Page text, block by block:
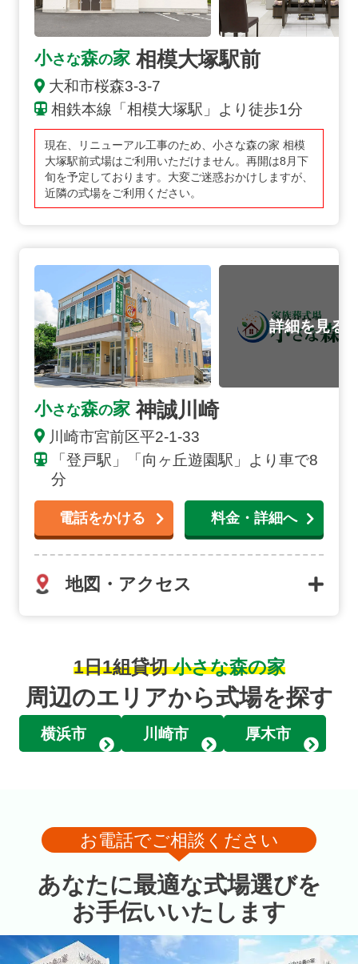
小さな森の家 相模大塚駅前
大和市桜森3-3-7
相鉄本線「相模大塚駅」より徒歩1分
現在、リニューアル工事のため、小さな森の家 相模
大塚駅前式場はご利用いただけません。再開は8月下
旬を予定しております。大変ご迷惑おかけしますが、
近隣の式場をご利用ください。
小さな森の家 神誠川崎
川崎市宮前区平2-1-33
「登戸駅」「向ヶ丘遊園駅」より車で8
分
電話をかける 料金・詳細へ
地図・アクセス
1日1組貸切小さな森の家
周辺のエリアから式場を探す
横浜市 川崎市 厚木市
お電話でご相談ください
あなたに最適な式場選びを
お手伝いいたします